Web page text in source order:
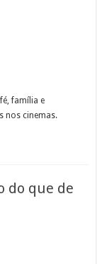
família e
nos cinemas.
do que de